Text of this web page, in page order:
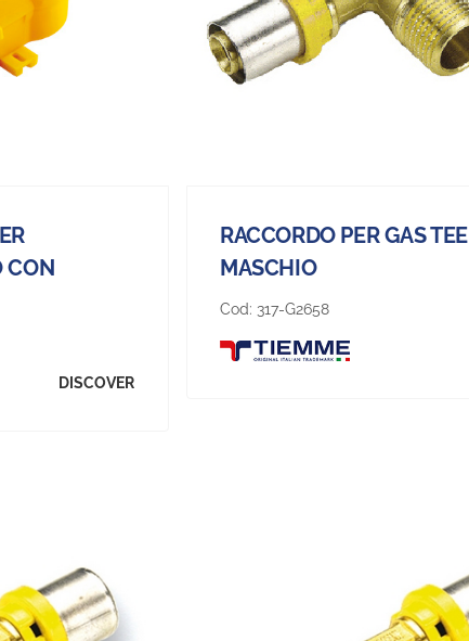
CON
DISCOVER
RACCORDO PER GAS TEE
MASCHIO
Cod: 317-G2658